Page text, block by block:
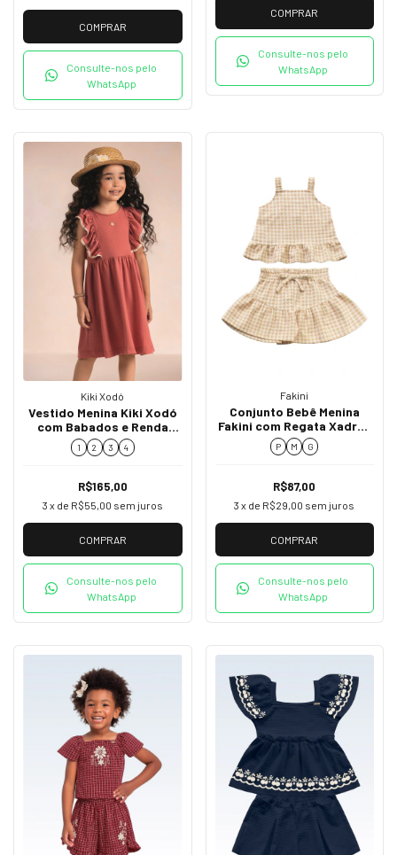
COMPRAR
Consulte-nos pelo
WhatsApp
COMPRAR
Consulte-nos pelo
WhatsApp
Kiki Xodó
Vestido Menina Kiki Xodó
com Babados e Renda
K2100026
1 2 3 4
R$165,00
3 x de R$55,00 sem juros
COMPRAR
Consulte-nos pelo
WhatsApp
Fakini
Conjunto Bebê Menina
Fakini com Regata Xadrez
e Short-Saia 02009
P M G
R$87,00
3 x de R$29,00 sem juros
COMPRAR
Consulte-nos pelo
WhatsApp